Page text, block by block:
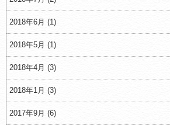
2018年6月 (1)
2018年5月 (1)
2018年4月 (3)
2018年1月 (3)
2017年9月 (6)